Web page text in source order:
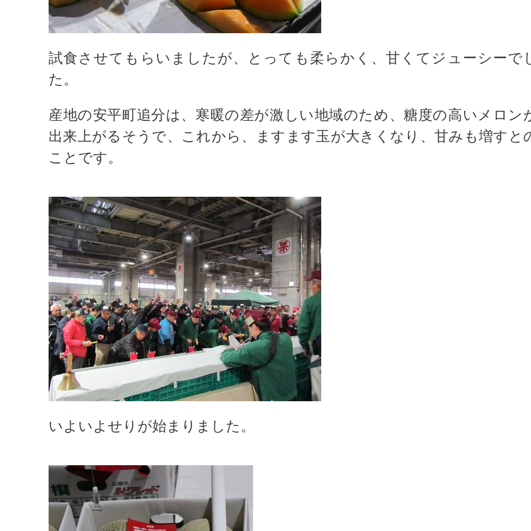
試食させてもらいましたが、とっても柔らかく、甘くてジューシーで
た。
産地の安平町追分は、寒暖の差が激しい地域のため、糖度の高いメロン
出来上がるそうで、これから、ますます玉が大きくなり、甘みも増すと
ことです。
いよいよせりが始まりました。